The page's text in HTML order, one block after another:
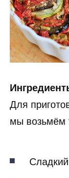
Для
мы возьмём